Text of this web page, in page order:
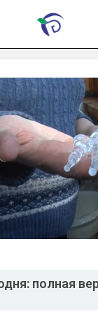
полная